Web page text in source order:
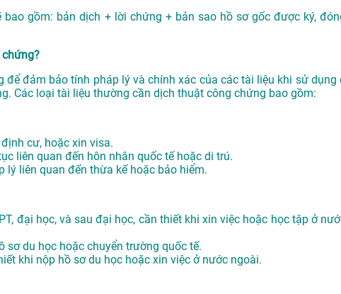
gồm: bản dịch + lời chứng + bản sao hồ sơ gốc được ký,
đảm bảo tính pháp lý và chính xác của các tài liệu khi sử dụng
Các loại tài liệu thường cần dịch thuật công chứng bao gồm:
cư, hoặc xin visa.
liên quan đến hôn nhân quốc tế hoặc di trú.
lý liên quan đến thừa kế hoặc bảo hiểm.
đại học, và sau đại học, cần thiết khi xin việc hoặc học tập ở
sơ du học hoặc chuyển trường quốc tế.
khi nộp hồ sơ du học hoặc xin việc ở nước ngoài.